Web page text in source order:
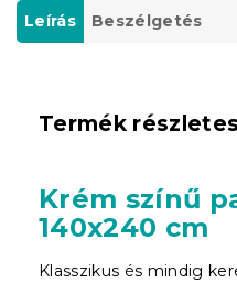
Leírás Beszélgetés
Termék
Krém színű
140x240 cm
Klasszikus és mindig